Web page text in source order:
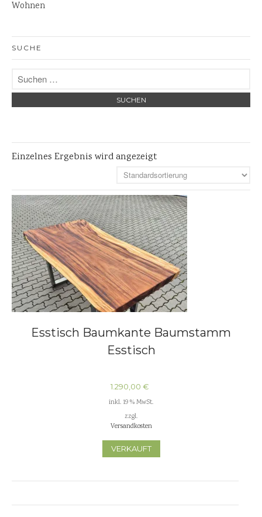
Wohnen
SUCHE
Einzelnes Ergebnis wird angezeigt
Esstisch Baumkante Baumstamm
Esstisch
1.290,00 €
inkl. 19 % MwSt.
zzgl.
Versandkosten
VERKAUFT